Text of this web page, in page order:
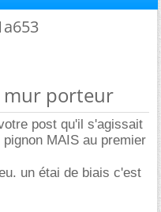
mur porteur
post qu'il s'agissait
MAIS au premier
un étai de biais c'est